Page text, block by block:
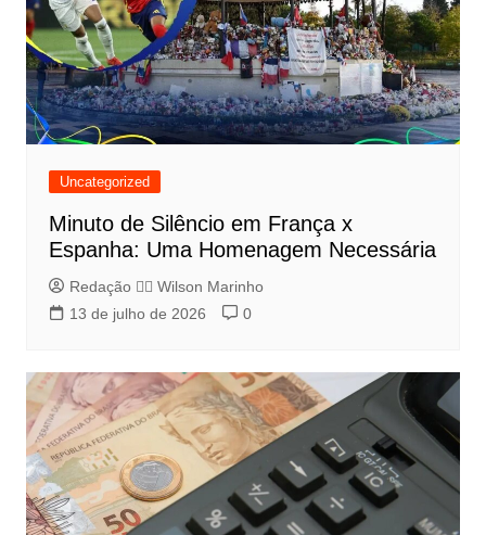
Uncategorized
Minuto de Silêncio em França x
Espanha: Uma Homenagem Necessária
Redação 👨‍⚖️​ Wilson Marinho
13 de julho de 2026
0